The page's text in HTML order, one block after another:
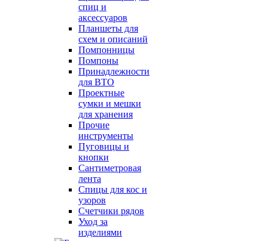
спиц и
аксессуаров
Планшеты для
схем и описаний
Помпонницы
Помпоны
Принадлежности
для ВТО
Проектные
сумки и мешки
для хранения
Прочие
инструменты
Пуговицы и
кнопки
Сантиметровая
лента
Спицы для кос и
узоров
Счетчики рядов
Уход за
изделиями